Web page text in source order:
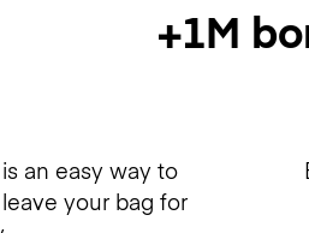
+1M
an easy way to
your bag for